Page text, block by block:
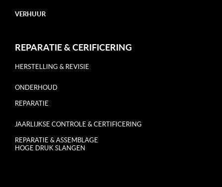
VERHUUR
REPARATIE & CERIFICERING
HERSTELLING & REVISIE
ONDERHOUD
REPARATIE
JAARLIJKSE CONTROLE & CERTIFICERING
REPARATIE & ASSEMBLAGE
HOGE DRUK SLANGEN